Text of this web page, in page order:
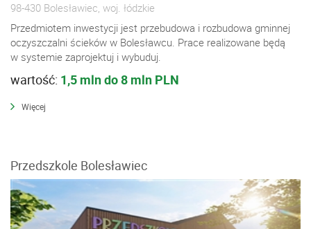
98-430 Bolesławiec, woj. łódzkie
Przedmiotem inwestycji jest przebudowa i rozbudowa gminnej
oczyszczalni ścieków w Bolesławcu. Prace realizowane będą
w systemie zaprojektuj i wybuduj.
wartość: 1,5 mln do 8 mln PLN
Więcej
Przedszkole Bolesławiec